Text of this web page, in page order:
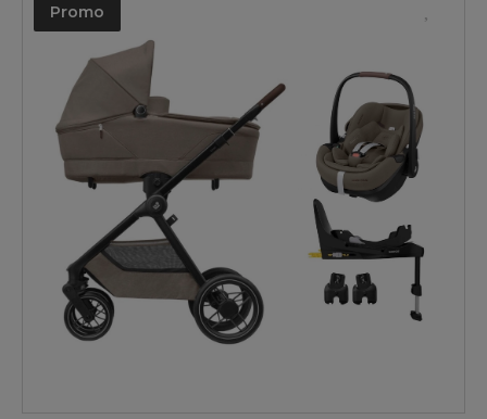
Promo